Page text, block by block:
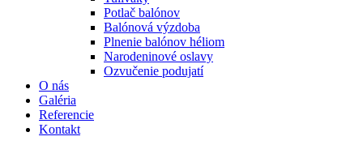
Potlač balónov
Balónová výzdoba
Plnenie balónov héliom
Narodeninové oslavy
Ozvučenie podujatí
O nás
Galéria
Referencie
Kontakt